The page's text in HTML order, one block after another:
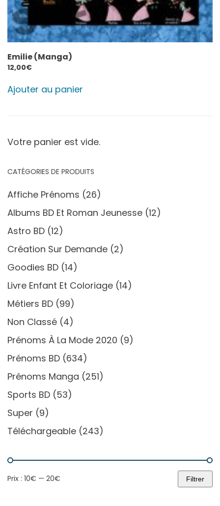
Emilie (Manga)
12,00€
Ajouter au panier
Votre panier est vide.
CATÉGORIES DE PRODUITS
Affiche Prénoms (26)
Albums BD Et Roman Jeunesse (12)
Astro BD (12)
Création Sur Demande (2)
Goodies BD (14)
Livre Enfant Et Coloriage (14)
Métiers BD (99)
Non Classé (4)
Prénoms À La Mode 2020 (9)
Prénoms BD (634)
Prénoms Manga (251)
Sports BD (53)
Super (9)
Téléchargeable (243)
Prix
Prix
Filtrer
Prix : 10€ — 20€